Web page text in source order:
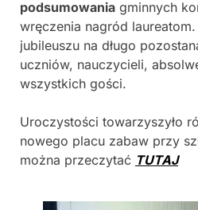
podsumowania gminnych
wręczenia nagród
jubileuszu na długo
uczniów, nauczycieli,
wszystkich gości.
Uroczystości towarzyszyło
nowego placu zabaw przy
można przeczytać TUTAJ